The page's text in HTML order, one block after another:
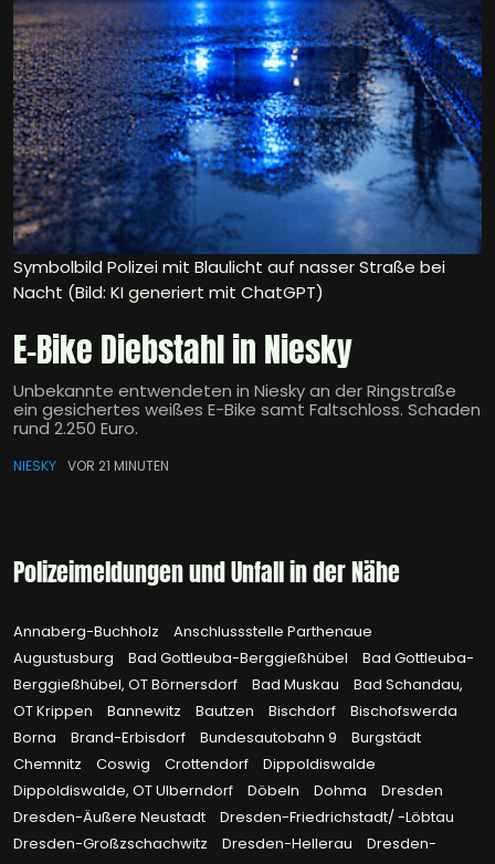
Symbolbild Polizei mit Blaulicht auf nasser Straße bei
Nacht (Bild: KI generiert mit ChatGPT)
E-Bike Diebstahl in Niesky
Unbekannte entwendeten in Niesky an der Ringstraße
ein gesichertes weißes E-Bike samt Faltschloss. Schaden
rund 2.250 Euro.
NIESKY VOR 21 MINUTEN
Polizeimeldungen und Unfall in der Nähe
Annaberg-Buchholz
Anschlussstelle Parthenaue
Augustusburg
Bad Gottleuba-Berggießhübel
Bad Gottleuba-
Berggießhübel, OT Börnersdorf
Bad Muskau
Bad Schandau,
OT Krippen
Bannewitz Bautzen Bischdorf
Bischofswerda
Borna
Brand-Erbisdorf Bundesautobahn 9
Burgstädt
Chemnitz
Coswig Crottendorf
Dippoldiswalde
Dippoldiswalde, OT Ulberndorf
Döbeln Dohma
Dresden
Dresden-Äußere Neustadt
Dresden-Friedrichstadt/ -Löbtau
Dresden-Großzschachwitz
Dresden-Hellerau
Dresden-